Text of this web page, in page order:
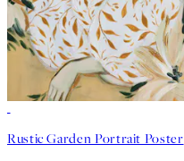
Rustic Garden Portrait Poster